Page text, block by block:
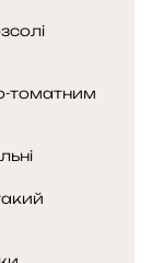
томатним